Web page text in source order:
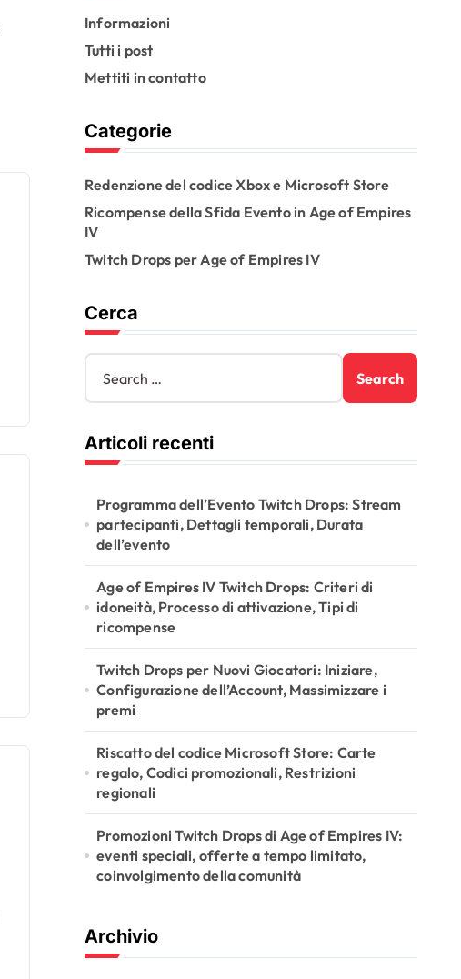
Informazioni
Tutti i post
Mettiti in contatto
Categorie
Redenzione del codice Xbox e Microsoft Store
Ricompense della Sfida Evento in Age of Empires
IV
Twitch Drops per Age of Empires IV
Cerca
S
a
c
h
r
Articoli recenti
Programma dell’Evento Twitch Drops: Stream
partecipanti, Dettagli temporali, Durata
dell’evento
Age of Empires IV Twitch Drops: Criteri di
idoneità, Processo di attivazione, Tipi di
ricompense
Twitch Drops per Nuovi Giocatori: Iniziare,
Configurazione dell’Account, Massimizzare i
premi
Riscatto del codice Microsoft Store: Carte
regalo, Codici promozionali, Restrizioni
regionali
Promozioni Twitch Drops di Age of Empires IV:
eventi speciali, offerte a tempo limitato,
coinvolgimento della comunità
Archivio